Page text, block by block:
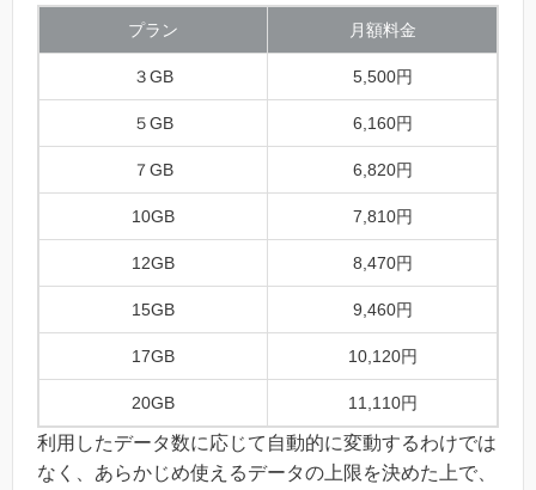
プラン 月額料金
３GB 5,500円
５GB 6,160円
７GB 6,820円
10GB 7,810円
12GB 8,470円
15GB 9,460円
17GB 10,120円
20GB 11,110円
利用したデータ数に応じて自動的に変動するわけでは
なく、あらかじめ使えるデータの上限を決めた上で、